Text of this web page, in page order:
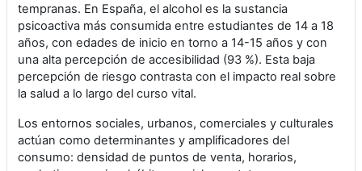
tempranas. En España, el alcohol es la sustancia
psicoactiva más consumida entre estudiantes de 14 a 18
años, con edades de inicio en torno a 14-15 años y con
una alta percepción de accesibilidad (93 %). Esta baja
percepción de riesgo contrasta con el impacto real sobre
la salud a lo largo del curso vital.
Los entornos sociales, urbanos, comerciales y culturales
actúan como determinantes y amplificadores del
consumo: densidad de puntos de venta, horarios,